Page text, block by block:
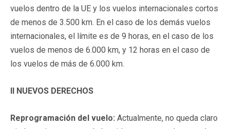
vuelos dentro de la UE y los vuelos internacionales cortos
de menos de 3.500 km. En el caso de los demás vuelos
internacionales, el límite es de 9 horas, en el caso de los
vuelos de menos de 6.000 km, y 12 horas en el caso de
los vuelos de más de 6.000 km.
II NUEVOS DERECHOS
Reprogramación del vuelo: Actualmente, no queda claro